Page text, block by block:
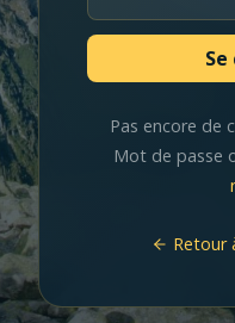
Pas encore de
Mot de passe
Retour